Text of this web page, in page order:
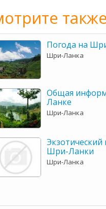
Погода на
Шри-Ланка
Общая
Ланке
Шри-Ланка
Шри-Ланки
Шри-Ланка